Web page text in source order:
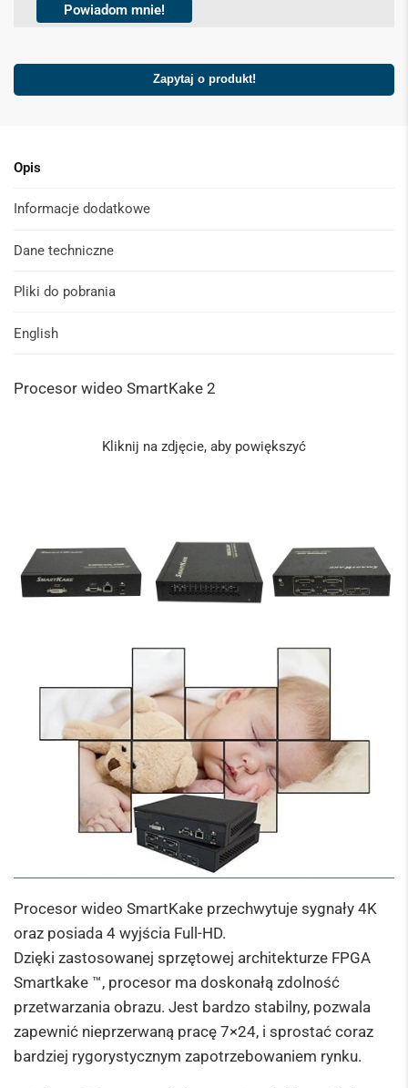
b
x
s
Powiadom mnie!
Zapytaj o produkt!
Opis
Informacje dodatkowe
Dane techniczne
Pliki do pobrania
English
Procesor wideo SmartKake 2
Kliknij na zdjęcie, aby powiększyć
Procesor wideo SmartKake przechwytuje sygnały 4K
oraz posiada 4 wyjścia Full-HD.
Dzięki zastosowanej sprzętowej architekturze FPGA
Smartkake ™, procesor ma doskonałą zdolność
przetwarzania obrazu. Jest bardzo stabilny, pozwala
zapewnić nieprzerwaną pracę 7×24, i sprostać coraz
bardziej rygorystycznym zapotrzebowaniem rynku.